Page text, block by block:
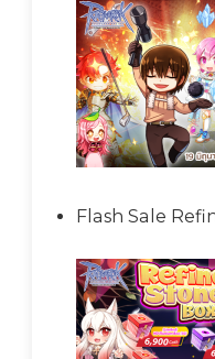
Flash Sale